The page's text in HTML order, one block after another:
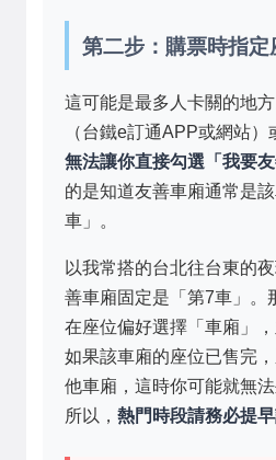
第二步：購票時指定
這可能是最多人卡關的地
（台鐵e訂通APP或網站）
無法讓你直接勾選「我要友
的是知道友善車廂通常是
車」。
以我常搭的台北往台東的
善車廂固定是「第7車」。
在座位偏好選擇「車廂」，
如果該車廂的座位已售完
他車廂，這時你可能就無法
所以， 熱門時段請務必提